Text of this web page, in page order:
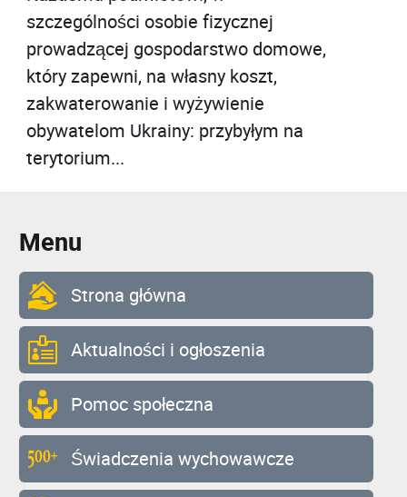
szczególności osobie fizycznej
prowadzącej gospodarstwo domowe,
który zapewni, na własny koszt,
zakwaterowanie i wyżywienie
obywatelom Ukrainy: przybyłym na
terytorium...
Menu
Strona główna
Aktualności i ogłoszenia
Pomoc społeczna
Świadczenia wychowawcze